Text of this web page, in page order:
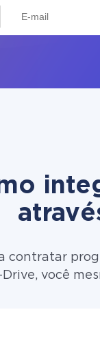
contratar
Drive, você